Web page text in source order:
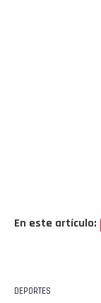
En este artículo:
DEPORTES